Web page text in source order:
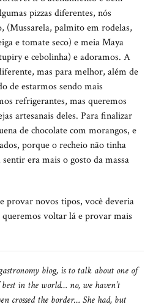
pizzas diferentes, nós
(Mussarela, palmito em rodelas,
e tomate seco) e meia Maya
e cebolinha) e adoramos. A
mas para melhor, além de
de estarmos sendo mais
refrigerantes, mas queremos
artesanais deles. Para finalizar
de chocolate com morangos, e
porque o recheio não tinha
era mais o gosto da massa
provar novos tipos, você deveria
queremos voltar lá e provar mais
blog, is to talk about one of
in the world… no, we haven’t
crossed the border… She had, but